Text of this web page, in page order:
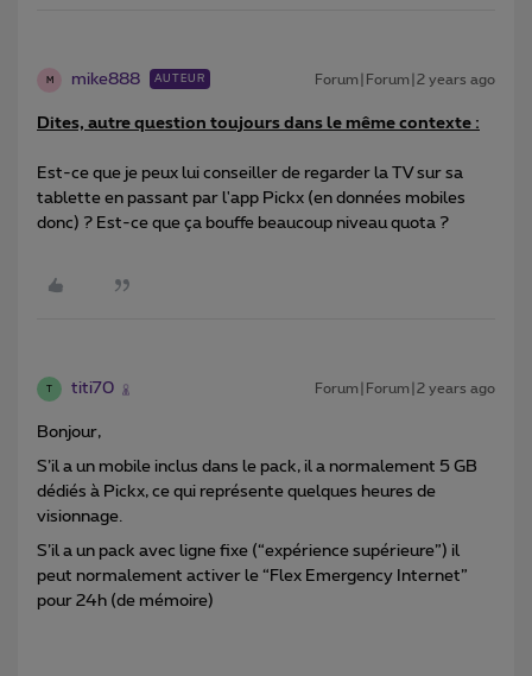
M mike888 AUTEUR Forum|Forum|2 years ago
Dites, autre question toujours dans le même contexte :
Est-ce que je peux lui conseiller de regarder la TV sur sa
tablette en passant par l'app Pickx (en données mobiles
donc) ? Est-ce que ça bouffe beaucoup niveau quota ?
T titi70 Forum|Forum|2 years ago
Bonjour,
S’il a un mobile inclus dans le pack, il a normalement 5 GB
dédiés à Pickx, ce qui représente quelques heures de
visionnage.
S’il a un pack avec ligne fixe (“expérience supérieure”) il
peut normalement activer le “Flex Emergency Internet”
pour 24h (de mémoire)